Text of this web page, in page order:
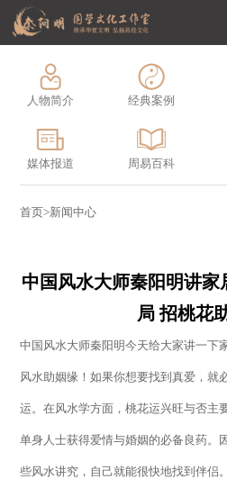
人物简介 经典案例
媒体报道 周易百科
首页>新闻中心
中国风水大师秦阳明讲
局 招桃花
中国风水大师秦阳明今天给大家讲一下
风水助姻缘！如果你想要找到真爱，就
运。在风水学方面，桃花运兴旺与否主
单身人士获得爱情与婚姻的必备良药。
些风水讲究，自己就能很快地找到伴侣。